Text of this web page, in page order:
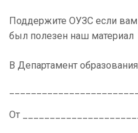
Поддержите ОУЗС если вам
был полезен наш материал
В Департамент
От